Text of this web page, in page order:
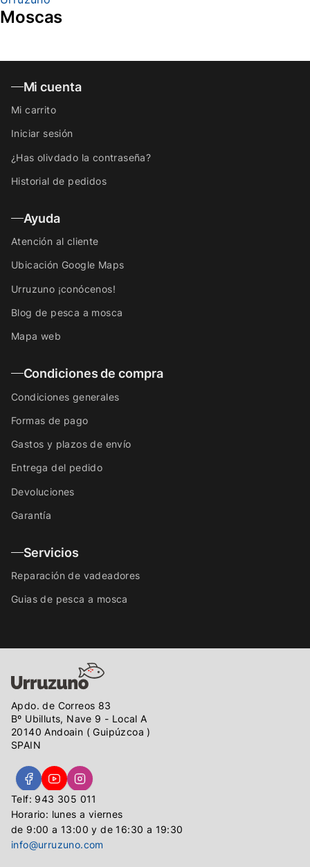
Moscas
Mi cuenta
Mi carrito
Iniciar sesión
¿Has olivdado la contraseña?
Historial de pedidos
Ayuda
Atención al cliente
Ubicación Google Maps
Urruzuno ¡conócenos!
Blog de pesca a mosca
Mapa web
Condiciones de compra
Condiciones generales
Formas de pago
Gastos y plazos de envío
Entrega del pedido
Devoluciones
Garantía
Servicios
Reparación de vadeadores
Guias de pesca a mosca
Apdo. de Correos 83
Bº Ubilluts, Nave 9 - Local A
20140 Andoain ( Guipúzcoa )
SPAIN
Telf: 943 305 011
Horario: lunes a viernes
de 9:00 a 13:00 y de 16:30 a 19:30
info@urruzuno.com